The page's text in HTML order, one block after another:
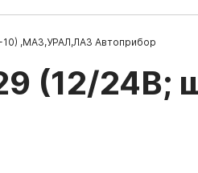
10) ,МАЗ,УРАЛ,ЛАЗ Автоприбор
(12/24В;